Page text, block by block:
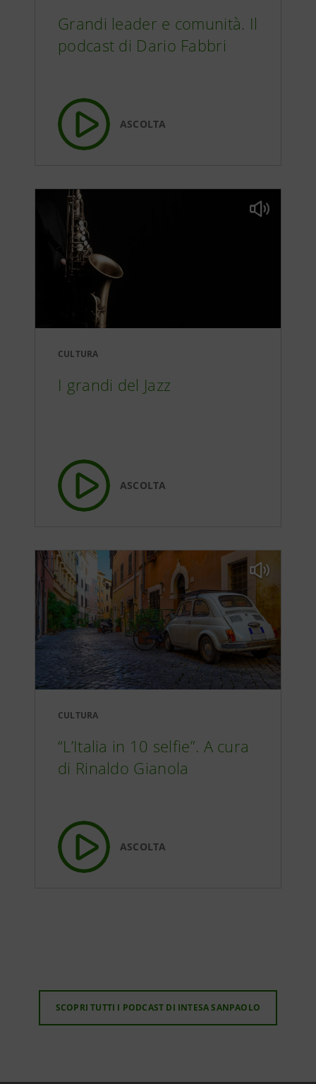
Grandi leader e comunità. Il
podcast di Dario Fabbri
ASCOLTA
CULTURA
I grandi del Jazz
ASCOLTA
CULTURA
“L’Italia in 10 selfie”. A cura
di Rinaldo Gianola
ASCOLTA
SCOPRI TUTTI I PODCAST DI INTESA SANPAOLO